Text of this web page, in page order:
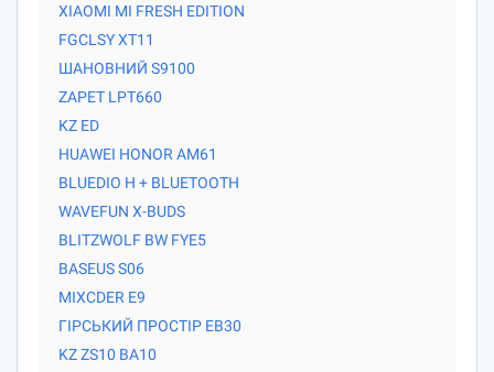
XIAOMI MI FRESH EDITION
FGCLSY XT11
ШАНОВНИЙ S9100
ZAPET LPT660
KZ ED
HUAWEI HONOR AM61
BLUEDIO H + BLUETOOTH
WAVEFUN X-BUDS
BLITZWOLF BW FYE5
BASEUS S06
MIXCDER E9
ГІРСЬКИЙ ПРОСТІР EB30
KZ ZS10 BA10